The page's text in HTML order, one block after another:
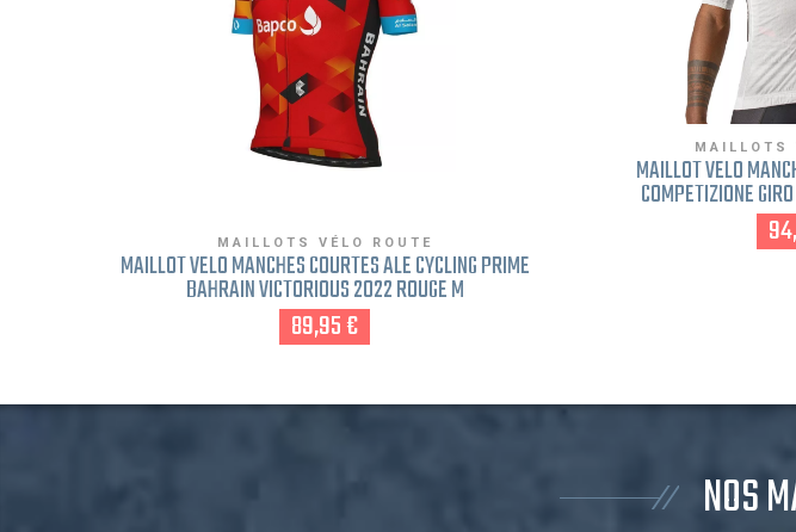
MAILLOTS VÉLO ROUTE
MAILLOT VÉLO MANCHES COURTES ALÉ CYCLING PRIME
BAHRAIN VICTORIOUS 2022 ROUGE M
89,95 €
MAILLOTS
MAILLOT VÉLO
COMPETIZIONE
NOS